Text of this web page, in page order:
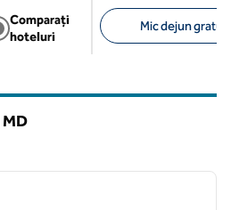
Comparați
hoteluri
Mic dejun gratuit
MD